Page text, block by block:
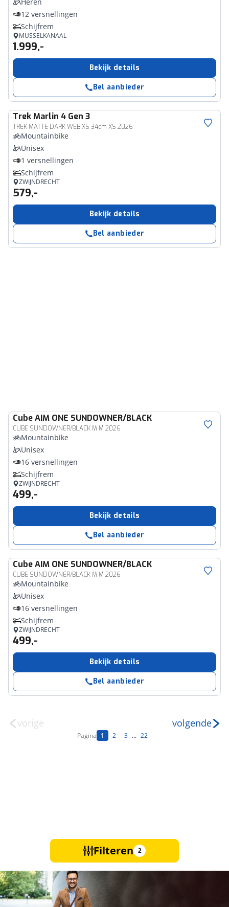
12 versnellingen
Schijfrem
MUSSELKANAAL
1.999,-
Bekijk details
Bel aanbieder
TrekMarlin 4 Gen 3
TREK MATTE DARK WEB XS 34cm XS 2026
Mountainbike
Unisex
1 versnellingen
Schijfrem
ZWIJNDRECHT
579,-
Bekijk details
Bel aanbieder
CubeAIM ONE SUNDOWNER/BLACK
CUBE SUNDOWNER/BLACK M M 2026
Mountainbike
Unisex
16 versnellingen
Schijfrem
ZWIJNDRECHT
499,-
Bekijk details
Bel aanbieder
CubeAIM ONE SUNDOWNER/BLACK
CUBE SUNDOWNER/BLACK M M 2026
Mountainbike
Unisex
16 versnellingen
Schijfrem
ZWIJNDRECHT
499,-
Bekijk details
Bel aanbieder
vorige
Pagina 1 2 3 ... 22
volgende
Filteren 2